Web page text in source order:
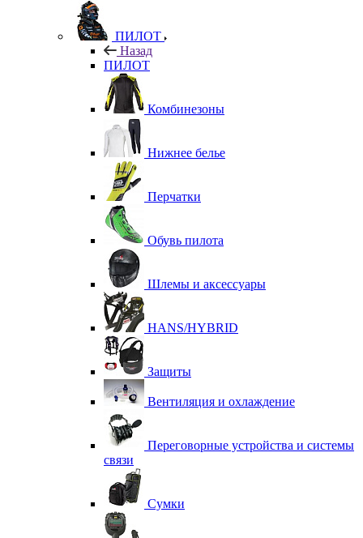
ПИЛОТ
Назад
ПИЛОТ
Комбинезоны
Нижнее белье
Перчатки
Обувь пилота
Шлемы и аксессуары
HANS/HYBRID
Защиты
Вентиляция и охлаждение
Переговорные устройства и системы
связи
Сумки